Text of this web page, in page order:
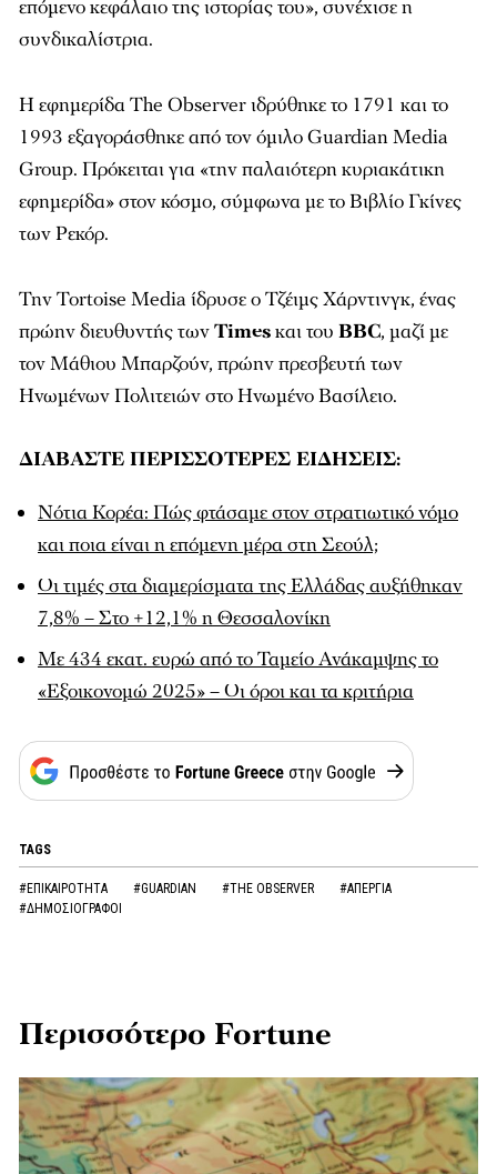
επόμενο κεφάλαιο της ιστορίας του», συνέχισε η
συνδικαλίστρια.
Η εφημερίδα The Observer ιδρύθηκε το 1791 και το
1993 εξαγοράσθηκε από τον όμιλο Guardian Media
Group. Πρόκειται για «την παλαιότερη κυριακάτικη
εφημερίδα» στον κόσμο, σύμφωνα με το Βιβλίο Γκίνες
των Ρεκόρ.
Την Tortoise Media ίδρυσε ο Τζέιμς Χάρντινγκ, ένας
πρώην διευθυντής τωνTimesκαι του BBC, μαζί με
τον Μάθιου Μπαρζούν, πρώην πρεσβευτή των
Ηνωμένων Πολιτειών στο Ηνωμένο Βασίλειο.
ΔΙΑΒΑΣΤΕ ΠΕΡΙΣΣΟΤΕΡΕΣ ΕΙΔΗΣΕΙΣ:
Νότια Κορέα: Πώς φτάσαμε στον στρατιωτικό νόμο
και ποια είναι η επόμενη μέρα στη Σεούλ;
Οι τιμές στα διαμερίσματα της Ελλάδας αυξήθηκαν
7,8% – Στο +12,1% η Θεσσαλονίκη
Με 434 εκατ. ευρώ από το Ταμείο Ανάκαμψης το
«Εξοικονομώ 2025» – Οι όροι και τα κριτήρια
TAGS
#ΕΠΙΚΑΙΡΟΤΗΤΑ #GUARDIAN #THE OBSERVER
#ΑΠΕΡΓΙΑ
#ΔΗΜΟΣΙΟΓΡΑΦΟΙ
Περισσότερο Fortune